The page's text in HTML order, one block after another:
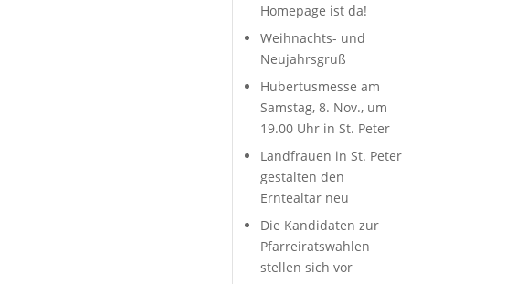
Homepage ist da!
Weihnachts- und
Neujahrsgruß
Hubertusmesse am
Samstag, 8. Nov., um
19.00 Uhr in St. Peter
Landfrauen in St. Peter
gestalten den
Erntealtar neu
Die Kandidaten zur
Pfarreiratswahlen
stellen sich vor